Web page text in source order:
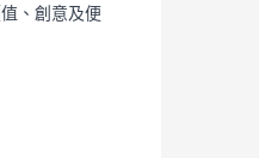
、創意及便